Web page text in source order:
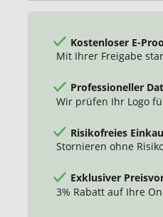
Kostenloser E-
Mit Ihrer Freigabe
Professioneller
Wir prüfen Ihr Logo
Risikofreies
Stornieren ohne
Exklusiver
3% Rabatt auf Ihre